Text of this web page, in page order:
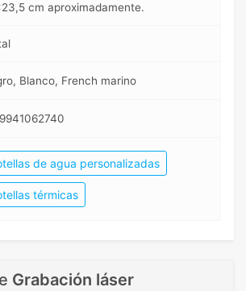
cm aproximadamente.
Blanco, French marino
de agua personalizadas
térmicas
Grabación láser